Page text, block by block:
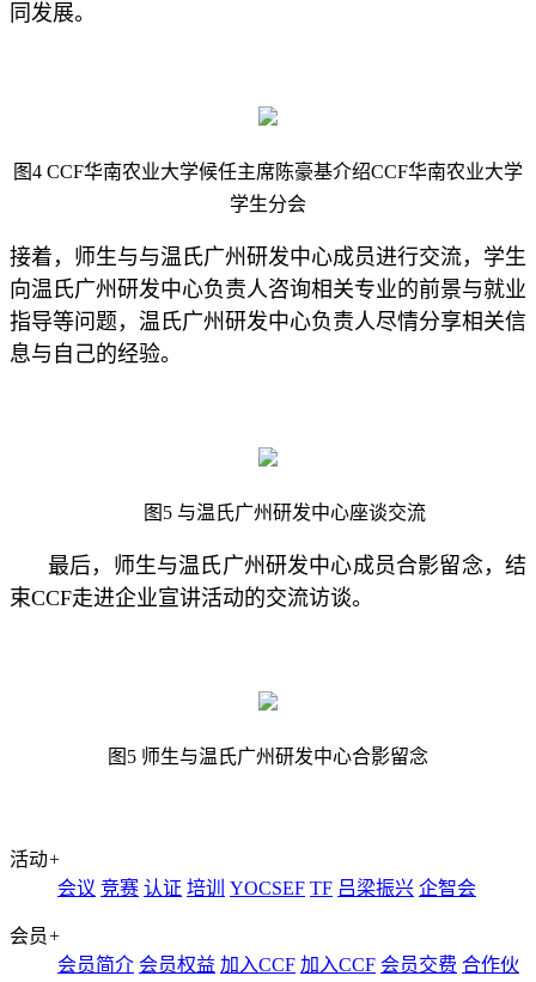
同发展。
图4 CCF华南农业大学候任主席陈豪基介绍CCF华南农业大学
学生分会
接着，师生与与温氏广州研发中心成员进行交流，学生
向温氏广州研发中心负责人咨询相关专业的前景与就业
指导等问题，温氏广州研发中心负责人尽情分享相关信
息与自己的经验。
图5 与温氏广州研发中心座谈交流
最后，师生与温氏广州研发中心成员合影留念，结
束CCF走进企业宣讲活动的交流访谈。
图5 师生与温氏广州研发中心合影留念
活动+
会议 竞赛 认证 培训 YOCSEF TF 吕梁振兴 企智会
会员+
会员简介 会员权益 加入CCF 加入CCF 会员交费 合作伙